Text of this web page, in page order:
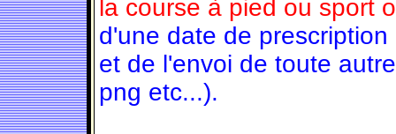
la course à pied ou sport
d'une date de
et de l'envoi de toute
png etc...).